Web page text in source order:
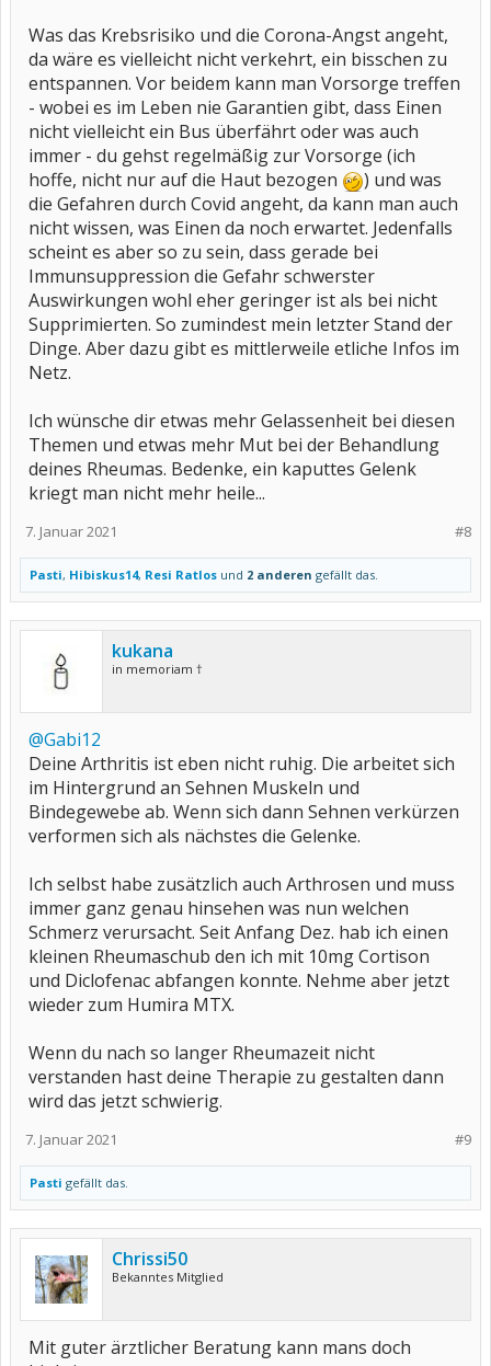
Was das Krebsrisiko und die Corona-Angst angeht,
da wäre es vielleicht nicht verkehrt, ein bisschen zu
entspannen. Vor beidem kann man Vorsorge treffen
- wobei es im Leben nie Garantien gibt, dass Einen
nicht vielleicht ein Bus überfährt oder was auch
immer - du gehst regelmäßig zur Vorsorge (ich
hoffe, nicht nur auf die Haut bezogen
) und was
die Gefahren durch Covid angeht, da kann man auch
nicht wissen, was Einen da noch erwartet. Jedenfalls
scheint es aber so zu sein, dass gerade bei
Immunsuppression die Gefahr schwerster
Auswirkungen wohl eher geringer ist als bei nicht
Supprimierten. So zumindest mein letzter Stand der
Dinge. Aber dazu gibt es mittlerweile etliche Infos im
Netz.
Ich wünsche dir etwas mehr Gelassenheit bei diesen
Themen und etwas mehr Mut bei der Behandlung
deines Rheumas. Bedenke, ein kaputtes Gelenk
kriegt man nicht mehr heile...
#8
7. Januar 2021
Pasti, Hibiskus14, Resi Ratlos und 2 anderen gefällt das.
kukana
in memoriam †
@Gabi12
Deine Arthritis ist eben nicht ruhig. Die arbeitet sich
im Hintergrund an Sehnen Muskeln und
Bindegewebe ab. Wenn sich dann Sehnen verkürzen
verformen sich als nächstes die Gelenke.
Ich selbst habe zusätzlich auch Arthrosen und muss
immer ganz genau hinsehen was nun welchen
Schmerz verursacht. Seit Anfang Dez. hab ich einen
kleinen Rheumaschub den ich mit 10mg Cortison
und Diclofenac abfangen konnte. Nehme aber jetzt
wieder zum Humira MTX.
Wenn du nach so langer Rheumazeit nicht
verstanden hast deine Therapie zu gestalten dann
wird das jetzt schwierig.
#9
7. Januar 2021
Pasti gefällt das.
Chrissi50
Bekanntes Mitglied
Mit guter ärztlicher Beratung kann mans doch